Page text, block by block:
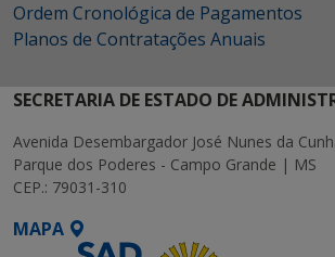
Ordem Cronológica de Pagamentos
Planos de Contratações Anuais
SECRETARIA DE ESTADO DE
Avenida Desembargador José Nunes da
Parque dos Poderes - Campo Grande | MS
CEP.: 79031-310
MAPA